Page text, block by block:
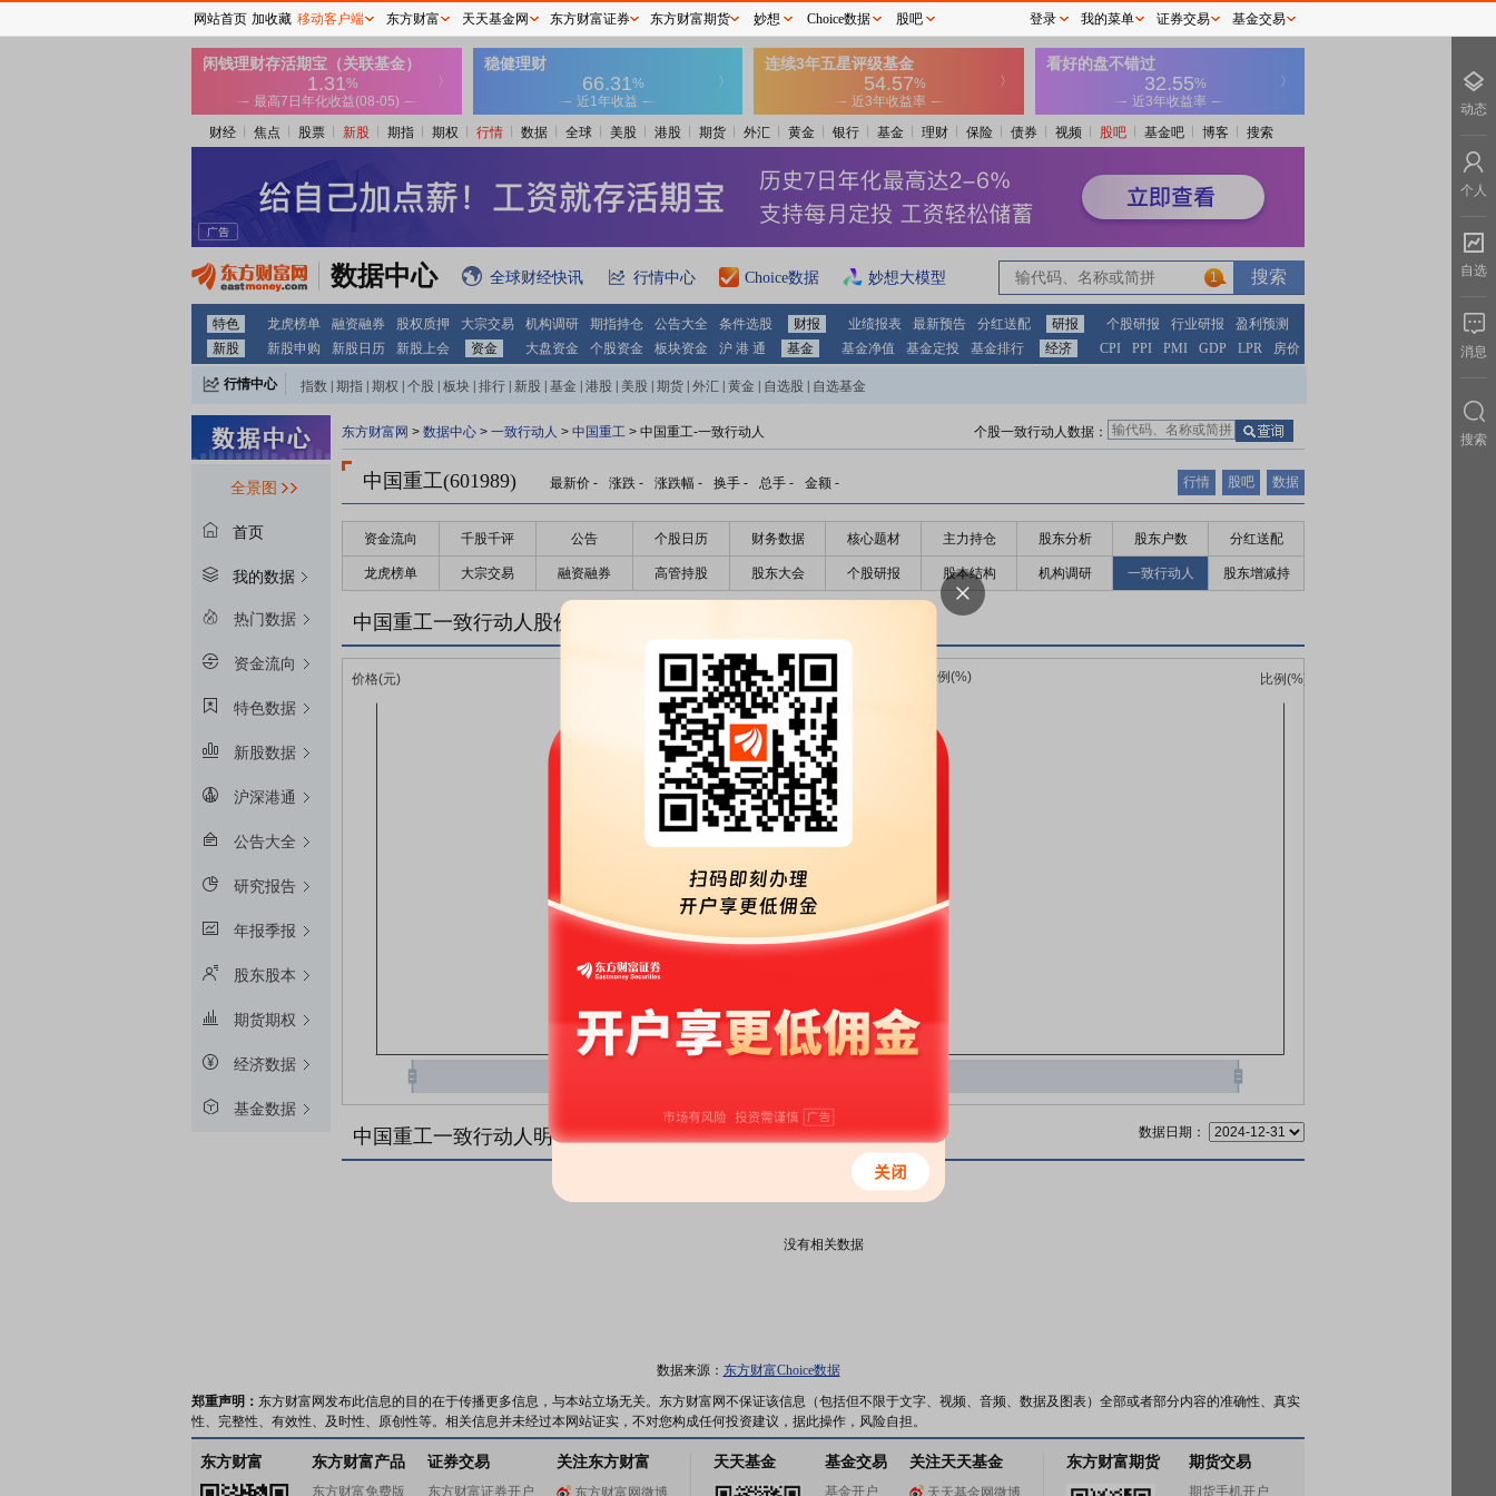
财经 焦点 股票 新股 期指 期权 行情 数据 全球 美股 港股 期货 外汇 黄金 银行 基金 理财 保险 债券 视频 股吧 基金吧 博客 搜索
数据中心 全球财经快讯 行情中心 Choice数据 妙想大模型 1
特色 龙虎榜单 融资融券 股权质押 大宗交易 机构调研 期指持仓 公告大全 条件选股 财报 业绩报表 最新预告 分红送配 研报 个股研报 行业研报
盈利预测
新股
新股申购 新股日历 新股上会 资金 大盘资金 个股资金 板块资金 沪 港 通 基金 基金净值 基金定投 基金排行 经济 CPI PPI PMI GDP LPR 房价
行情中心 指数 期指 期权 个股 板块 排行 新股 基金 港股 美股 期货 外汇 黄金 自选股 自选基金
全景图
首页
我的数据
热门数据
资金流向
特色数据
新股数据
沪深港通
公告大全
研究报告
年报季报
股东股本
期货期权
经济数据
基金数据
东方财富网 > 数据中心 > 一致行动人 > 中国重工 > 中国重工-一致行动人 个股一致行动人数据：
中国重工(601989) 最新价 - 涨跌 - 涨跌幅 - 换手 - 总手 - 金额 - 行情 股吧 数据
资金流向 千股千评 公告 个股日历 财务数据 核心题材 主力持仓 股东分析 股东户数 分红送配
龙虎榜单 大宗交易 融资融券 高管持股 股东大会 个股研报 股本结构 机构调研 一致行动人 股东增减持
中国重工一致行动人股份变化趋势图
中国重工一致行动人明细 数据日期：
没有相关数据
数据来源： 东方财富Choice数据
郑重声明： 东方财富网发布此信息的目的在于传播更多信息，与本站立场无关。东方财富网不保证该信息（包括但不限于文字、视频、音频、数据及图表）全部或者部分内容的准确性、真实
性、完整性、有效性、及时性、原创性等。相关信息并未经过本网站证实，不对您构成任何投资建议，据此操作，风险自担。
东方财富 东方财富产品
东方财富免费版
证券交易
东方财富证券开户
关注东方财富
东方财富网微博
天天基金 基金交易
基金开户
关注天天基金
天天基金网微博
东方财富期货 期货交易
期货手机开户
网站首页 加收藏 移动客户端 东方财富 天天基金网 东方财富证券 东方财富期货 妙想 Choice数据 股吧 登录 我的菜单 证券交易 基金交易
动态
个人
自选
消息
搜索